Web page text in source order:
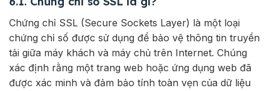
Chứng chỉ SSL (Secure Sockets Layer) là một loại
chứng chỉ số được sử dụng để bảo vệ thông tin truyền
tải giữa máy khách và máy chủ trên Internet. Chúng
xác định rằng một trang web hoặc ứng dụng web đã
được xác minh và đảm bảo tính toàn vẹn của dữ liệu